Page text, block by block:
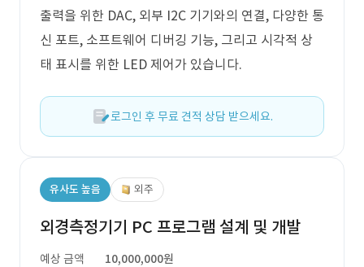
출력을 위한 DAC, 외부 I2C 기기와의 연결, 다양한 통
신 포트, 소프트웨어 디버깅 기능, 그리고 시각적 상
태 표시를 위한 LED 제어가 있습니다.
로그인 후 무료 견적 상담 받으세요.
유사도 높음 외주
외경측정기기 PC 프로그램 설계 및 개발
예상 금액
10,000,000원